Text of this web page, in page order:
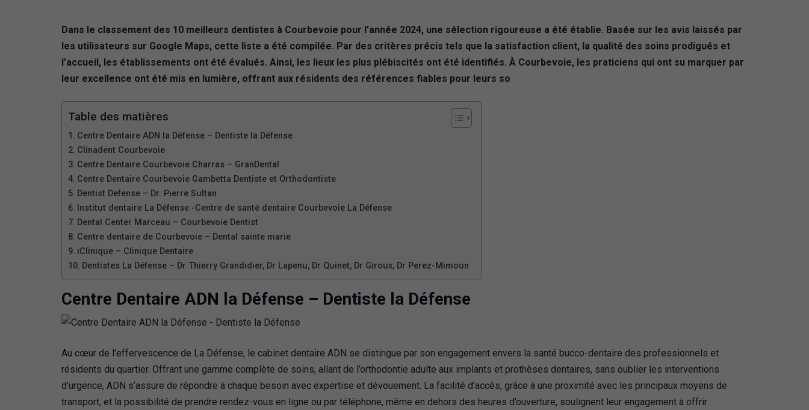
Dans le classement des 10 meilleurs dentistes à Courbevoie pour l’année 2024, une sélection rigoureuse a été établie. Basée sur les avis laissés par
les utilisateurs sur Google Maps, cette liste a été compilée. Par des critères précis tels que la satisfaction client, la qualité des soins prodigués et
l’accueil, les établissements ont été évalués. Ainsi, les lieux les plus plébiscités ont été identifiés. À Courbevoie, les praticiens qui ont su marquer par
leur excellence ont été mis en lumière, offrant aux résidents des références fiables pour leurs so
Table des matières
Centre Dentaire ADN la Défense – Dentiste la Défense
Clinadent Courbevoie
Centre Dentaire Courbevoie Charras – GranDental
Centre Dentaire Courbevoie Gambetta Dentiste et Orthodontiste
Dentist Defense – Dr. Pierre Sultan
Institut dentaire La Défense -Centre de santé dentaire Courbevoie La Défense
Dental Center Marceau – Courbevoie Dentist
Centre dentaire de Courbevoie – Dental sainte marie
iClinique – Clinique Dentaire
Dentistes La Défense – Dr Thierry Grandidier, Dr Lapenu, Dr Quinet, Dr Giroux, Dr Perez-Mimoun
Centre Dentaire ADN la Défense – Dentiste la Défense
Au cœur de l’effervescence de La Défense, le cabinet dentaire ADN se distingue par son engagement envers la santé bucco-dentaire des professionnels et
résidents du quartier. Offrant une gamme complète de soins, allant de l’orthodontie adulte aux implants et prothèses dentaires, sans oublier les interventions
d’urgence, ADN s’assure de répondre à chaque besoin avec expertise et dévouement. La facilité d’accès, grâce à une proximité avec les principaux moyens de
transport, et la possibilité de prendre rendez-vous en ligne ou par téléphone, même en dehors des heures d’ouverture, soulignent leur engagement à offrir